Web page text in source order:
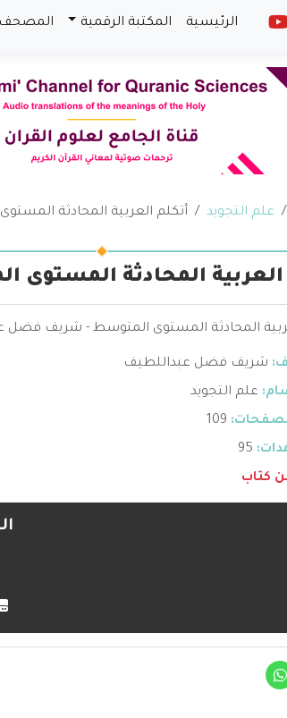
الرئيسية المكتبة الرقمية المصحف
علم التجويد أتكلم العربية المحادثة
العربية المحادثة
المحادثة المستوى المتوسط - شريف فضل
شريف فضل عبداللطيف
علم التجويد
109
كتاب